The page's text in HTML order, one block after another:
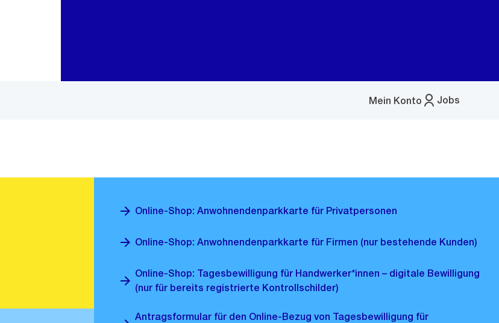
Jobs
Mein Konto
Menü
Online-Shop: Anwohnendenparkkarte für Privatpersonen
Online-Shop: Anwohnendenparkkarte für Firmen (nur bestehende Kunden)
Online-Shop: Tagesbewilligung für Handwerker*innen – digitale Bewilligung
(nur für bereits registrierte Kontrollschilder)
Antragsformular für den Online-Bezug von Tagesbewilligung für